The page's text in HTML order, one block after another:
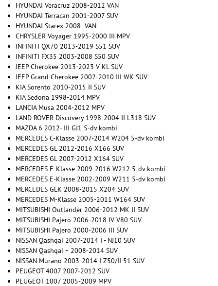
HYUNDAI Veracruz 2008-2012 VAN
HYUNDAI Terracan 2001-2007 SUV
HYUNDAI Starex 2008- VAN
CHRYSLER Voyager 1995-2000 III MPV
INFINITI QX70 2013-2019 S51 SUV
INFINITI FX35 2003-2008 S50 SUV
JEEP Cherokee 2013-2023 V KL SUV
JEEP Grand Cherokee 2002-2010 III WK SUV
KIA Sorento 2010-2015 II SUV
KIA Sedona 1998-2014 MPV
LANCIA Musa 2004-2012 MPV
LAND ROVER Discovery 1998-2004 II L318 SUV
MAZDA 6 2012- III GJ1 5-dv kombi
MERCEDES C-Klasse 2007-2014 W204 5-dv kombi
MERCEDES GL 2012-2016 X166 SUV
MERCEDES GL 2007-2012 X164 SUV
MERCEDES E-Klasse 2009-2016 W212 5-dv kombi
MERCEDES E-Klasse 2002-2009 W211 5-dv kombi
MERCEDES GLK 2008-2015 X204 SUV
MERCEDES M-Klasse 2005-2011 W164 SUV
MITSUBISHI Outlander 2006-2012 MK II SUV
MITSUBISHI Pajero 2006-2018 IV V80 SUV
MITSUBISHI Pajero 2000-2006 III SUV
NISSAN Qashqai 2007-2014 I - NJ10 SUV
NISSAN Qashqai + 2008-2014 SUV
NISSAN Murano 2003-2014 I Z50/II 51 SUV
PEUGEOT 4007 2007-2012 SUV
PEUGEOT 1007 2005-2009 MPV